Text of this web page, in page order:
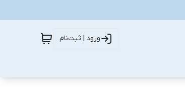
ورود | ثبت‌نام